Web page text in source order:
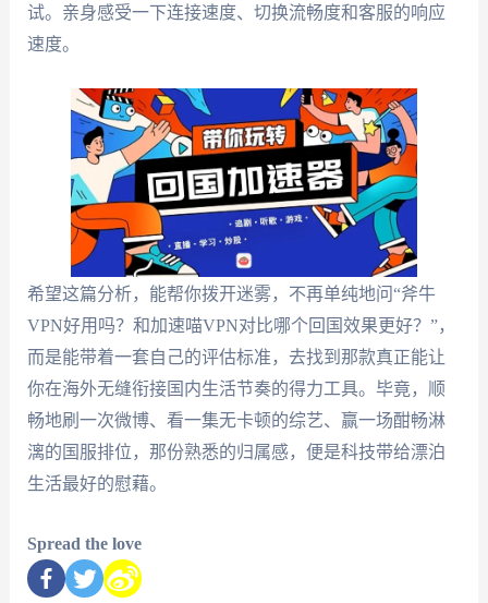
试。亲身感受一下连接速度、切换流畅度和客服的响应
速度。
希望这篇分析，能帮你拨开迷雾，不再单纯地问“斧牛
VPN好用吗？和加速喵VPN对比哪个回国效果更好？”，
而是能带着一套自己的评估标准，去找到那款真正能让
你在海外无缝衔接国内生活节奏的得力工具。毕竟，顺
畅地刷一次微博、看一集无卡顿的综艺、赢一场酣畅淋
漓的国服排位，那份熟悉的归属感，便是科技带给漂泊
生活最好的慰藉。
Spread the love